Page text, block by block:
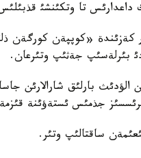
داعدارئس تا وتكئنشئ
كةزئندة «كوپپةن كورگةن
بئرلةسئپ جةثئپ وتئرعان.
بارلئق شارالارئن
جذمئس ئستةؤئنة
ساقتالئپ وتئر.